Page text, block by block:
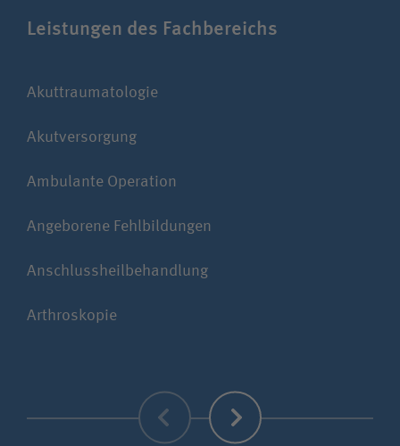
Leistungen des Fachbereichs
Akut­traumatologie
Akut­versorgung
Ambulante Operation
Angeborene Fehlbildungen
Anschlussheilbehandlung
Arthroskopie
Zurück Weiter